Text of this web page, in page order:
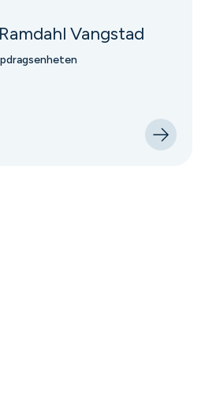
Vangstad